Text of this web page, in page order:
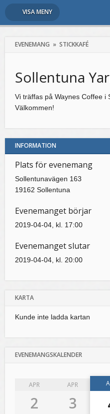
VISA MENY
EVENEMANG » STICKKAFÉ
Sollentuna
Vi träffas på Waynes Coffee i
Välkommen!
INFORMATION
Plats för evenemang
Sollentunavägen 163
19162 Sollentuna
Evenemanget börjar
2019-04-04, kl. 17:00
Evenemanget slutar
2019-04-04, kl. 20:00
KARTA
Kunde inte ladda kartan
EVENEMANGSKALENDER
APR
2
APR
3